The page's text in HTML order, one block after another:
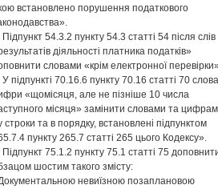
встановлено порушення податкового
Підпункт 54.3.2 пункту 54.3 статті 54 після слів
діяльності платника податків»
словами «крім електронної
У підпункті 70.16.6 пункту 70.16 статті 70
«щомісяця, але не пізніше 10 числа
місяця» замінити словами та
строки та в порядку, встановлені підпунктом
пункту 265.7 статті 265 цього Кодексу».
Підпункт 75.1.2 пункту 75.1 статті 75
шостим такого змісту:
невиїзною позаплановою